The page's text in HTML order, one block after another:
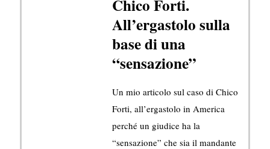
Chico Forti.
All’ergastolo sulla
base di una
“sensazione”
Un mio articolo sul caso di Chico
Forti, all’ergastolo in America
perché un giudice ha la
“sensazione” che sia il mandante